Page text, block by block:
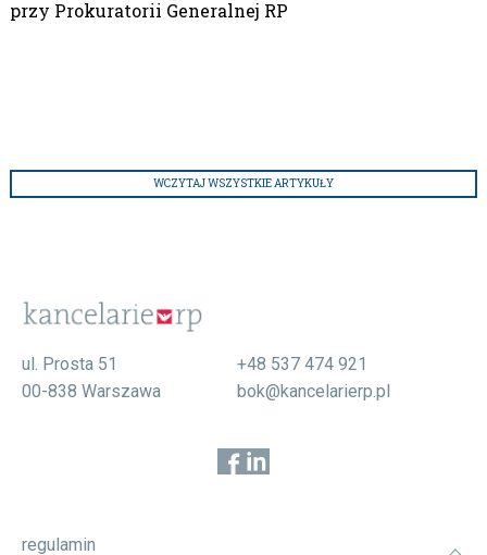
przy Prokuratorii Generalnej RP
WCZYTAJ WSZYSTKIE ARTYKUŁY
ul. Prosta 51
00-838 Warszawa
+48 537 474 921
bok@kancelarierp.pl
regulamin